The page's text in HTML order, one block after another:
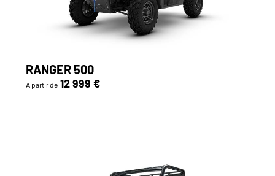
RANGER 500
A partir de 12 999 €